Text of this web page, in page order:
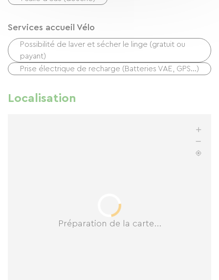
Services accueil Vélo
Possibilité de laver et sécher le linge (gratuit ou
payant)
Prise électrique de recharge (Batteries VAE, GPS…)
Localisation
Préparation de la carte...